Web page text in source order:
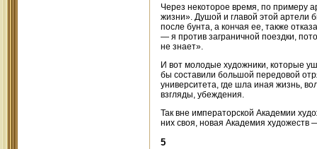
Через некоторое время, по примеру
жизни». Душой и главой этой артели
после бунта, а кончая ее, также
— я против заграничной поездки,
не знает».
И вот молодые художники, которые
бы составили большой передовой
университета, где шла иная жизнь,
взгляды, убеждения.
Так вне императорской Академии
них своя, новая Академия художеств
5